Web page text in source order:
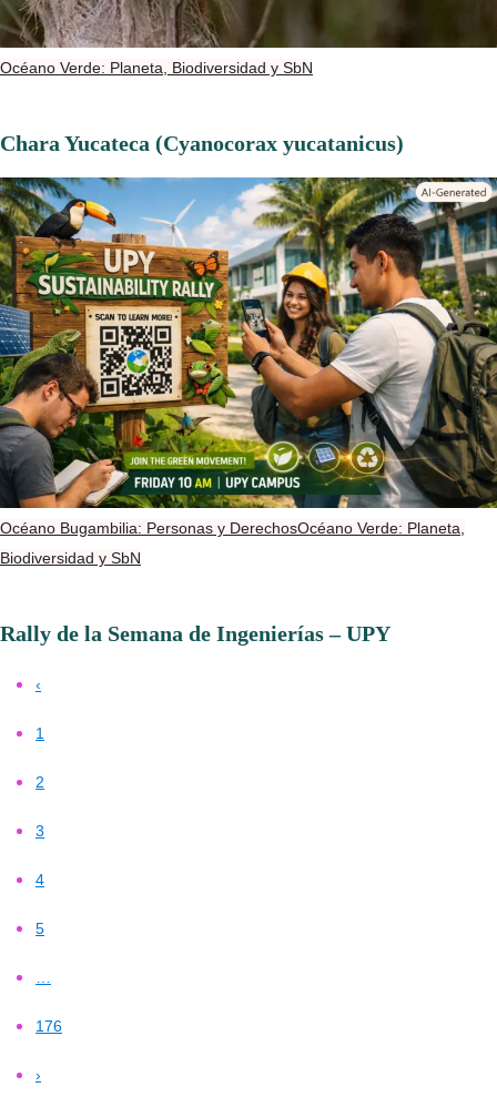
Océano Verde: Planeta, Biodiversidad y SbN
Chara Yucateca (Cyanocorax yucatanicus)
Océano Bugambilia: Personas y DerechosOcéano Verde: Planeta,
Biodiversidad y SbN
Rally de la Semana de Ingenierías – UPY
‹
1
2
3
4
5
…
176
›